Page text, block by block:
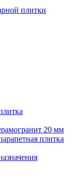
плитки
20 мм
плитка